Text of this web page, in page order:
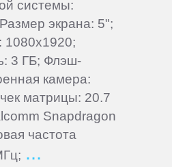
системы:
экрана: 5";
1080x1920;
3 ГБ; Флэш-
камера:
матрицы: 20.7
Snapdragon
частота